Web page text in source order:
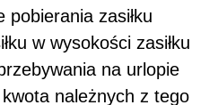
pobierania zasiłku
w wysokości zasiłku
na urlopie
należnych z tego